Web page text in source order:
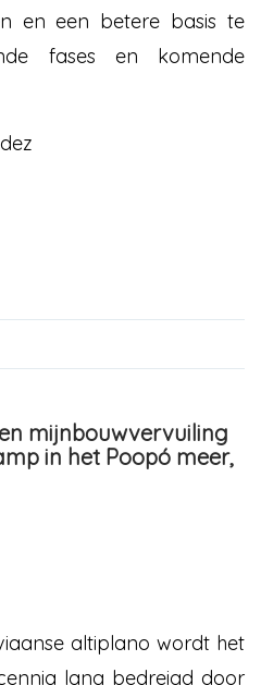
en een betere basis te
fases en komende
mijnbouwvervuiling
in het Poopó meer,
altiplano wordt het
lang bedreigd door